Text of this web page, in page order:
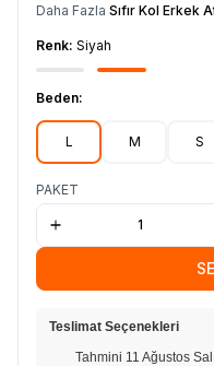
Daha Fazla Sıfır Kol Erkek
Renk: Siyah
Beden:
L M S
PAKET
Teslimat Seçenekleri
Tahmini 11 Ağustos